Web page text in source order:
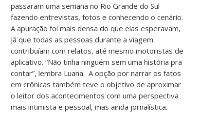
passaram uma semana no Rio Grande do Sul
fazendo entrevistas, fotos e conhecendo o cenário.
A apuração foi mais densa do que elas esperavam,
já que todas as pessoas durante a viagem
contribuíam com relatos, até mesmo motoristas de
aplicativo. “Não tinha ninguém sem uma história pra
contar”, lembra Luana. A opção por narrar os fatos
em crônicas também teve o objetivo de aproximar
o leitor dos acontecimentos com uma perspectiva
mais intimista e pessoal, mas ainda jornalística.